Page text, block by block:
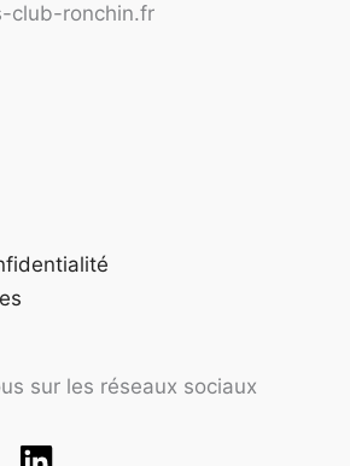
club-ronchin.fr
sur les réseaux sociaux